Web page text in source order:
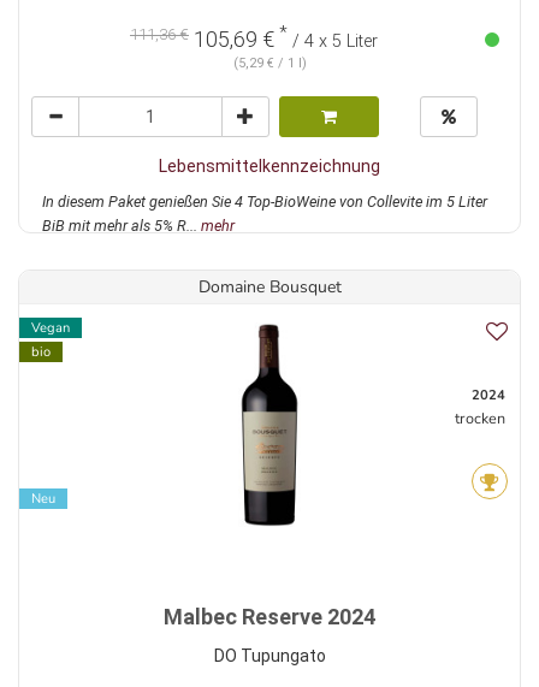
111,36 € 105,69 € * / 4 x 5 Liter
(5,29 € / 1 l)
Lebensmittelkennzeichnung
In diesem Paket genießen Sie 4 Top-BioWeine von Collevite im 5 Liter
BiB mit mehr als 5% R... mehr
Domaine Bousquet
Vegan
bio
Neu
2024
trocken
Malbec Reserve 2024
DO Tupungato